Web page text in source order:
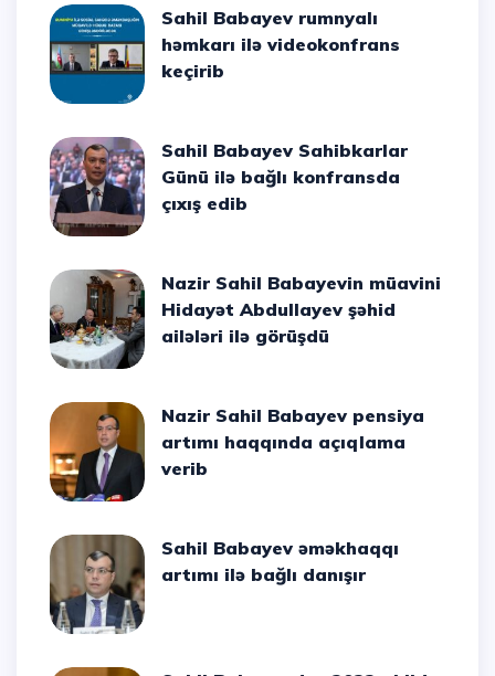
Sahil Babayev rumnyalı
həmkarı ilə videokonfrans
keçirib
Sahil Babayev Sahibkarlar
Günü ilə bağlı konfransda
çıxış edib
Nazir Sahil Babayevin müavini
Hidayət Abdullayev şəhid
ailələri ilə görüşdü
Nazir Sahil Babayev pensiya
artımı haqqında açıqlama
verib
Sahil Babayev əməkhaqqı
artımı ilə bağlı danışır